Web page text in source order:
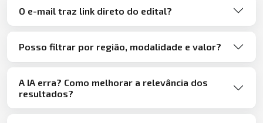
O e-mail traz link direto do edital?
Posso filtrar por região, modalidade e valor?
A IA erra? Como melhorar a relevância dos
resultados?